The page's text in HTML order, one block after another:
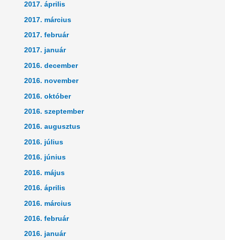
2017. április
2017. március
2017. február
2017. január
2016. december
2016. november
2016. október
2016. szeptember
2016. augusztus
2016. július
2016. június
2016. május
2016. április
2016. március
2016. február
2016. január